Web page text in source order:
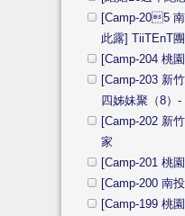
[Camp-205
此露] TiiTEnT
[Camp-204 桃
[Camp-203 新
四姊妹聚（8）-
[Camp-202 新
家
[Camp-201 桃
[Camp-200 南
[Camp-199 桃